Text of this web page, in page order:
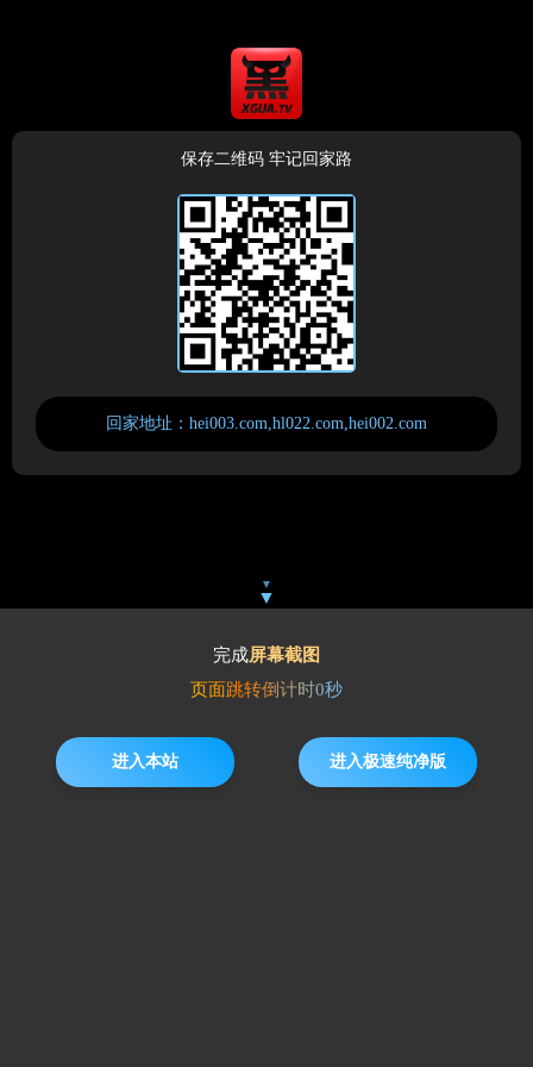
保存二维码 牢记回家路
回家地址：hei003.com,hl022.com,hei002.com
▼
▼
完成屏幕截图
页面跳转倒计时0秒
进入本站 进入极速纯净版